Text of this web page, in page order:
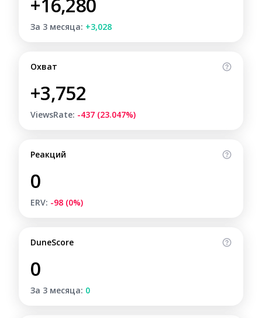
За 3 месяца: +3,028
Охват
+3,752
ViewsRate: -437 (23.047%)
Реакций
0
ERV: -98 (0%)
DuneScore
0
За 3 месяца: 0